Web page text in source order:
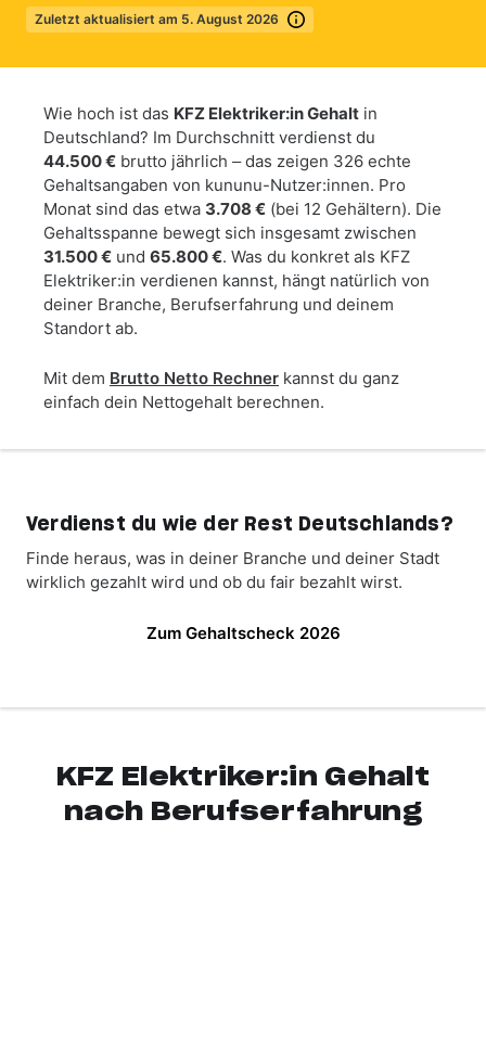
Zuletzt aktualisiert am 5. August 2026 Mehr erfahren
Wie hoch ist das KFZ Elektriker:in Gehalt in
Deutschland? Im Durchschnitt verdienst du
44.500 € brutto jährlich – das zeigen 326 echte
Gehaltsangaben von kununu-Nutzer:innen. Pro
Monat sind das etwa 3.708 € (bei 12 Gehältern). Die
Gehaltsspanne bewegt sich insgesamt zwischen
31.500 € und 65.800 €. Was du konkret als KFZ
Elektriker:in verdienen kannst, hängt natürlich von
deiner Branche, Berufserfahrung und deinem
Standort ab.
Mit dem Brutto Netto Rechner kannst du ganz
einfach dein Nettogehalt berechnen.
Verdienst du wie der Rest Deutschlands?
Finde heraus, was in deiner Branche und deiner Stadt
wirklich gezahlt wird und ob du fair bezahlt wirst.
Zum Gehaltscheck 2026
KFZ Elektriker:in Gehalt
nach Berufserfahrung